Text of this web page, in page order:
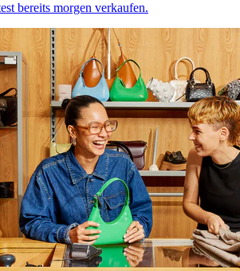
bereits morgen verkaufen.